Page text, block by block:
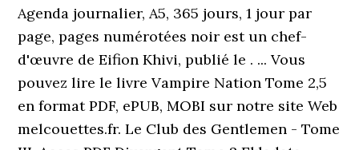
Agenda journalier, A5, 365 jours, 1 jour par
page, pages numérotées noir est un chef-
d'œuvre de Eifion Khivi, publié le . ... Vous
pouvez lire le livre Vampire Nation Tome 2,5
en format PDF, ePUB, MOBI sur notre site Web
melcouettes.fr. Le Club des Gentlemen - Tome